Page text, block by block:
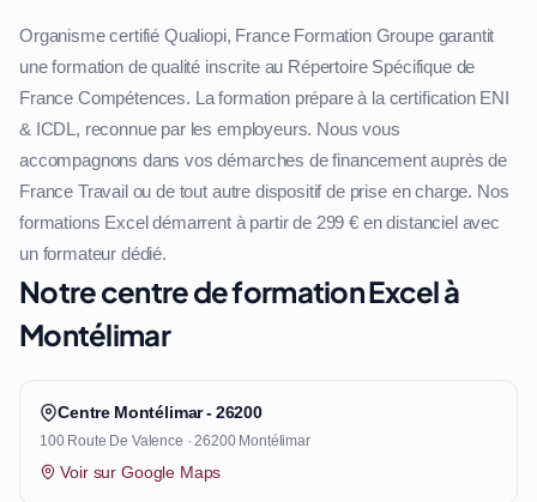
Organisme certifié Qualiopi, France Formation Groupe garantit
une formation de qualité inscrite au Répertoire Spécifique de
France Compétences. La formation prépare à la certification ENI
& ICDL, reconnue par les employeurs. Nous vous
accompagnons dans vos démarches de financement auprès de
France Travail ou de tout autre dispositif de prise en charge. Nos
formations Excel démarrent à partir de 299 € en distanciel avec
un formateur dédié.
Notre centre de formation Excel à
Montélimar
Centre Montélimar - 26200
100 Route De Valence · 26200 Montélimar
Voir sur Google Maps